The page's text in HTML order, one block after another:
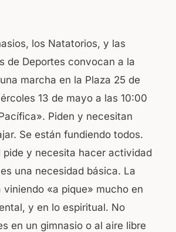
los Natatorios, y las
de Deportes convocan a la
marcha en la Plaza 25 de
13 de mayo a las 10:00
Piden y necesitan
Se están fundiendo todos.
pide y necesita hacer actividad
una necesidad básica. La
viniendo «a pique» mucho en
y en lo espiritual. No
en un gimnasio o al aire libre